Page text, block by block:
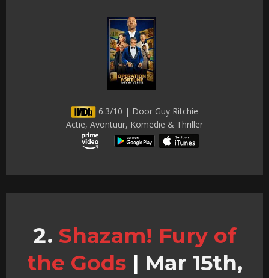
6.3/10 | Door Guy Ritchie
Actie, Avontuur, Komedie & Thriller
Shazam! Fury of
the Gods | Mar 15th,